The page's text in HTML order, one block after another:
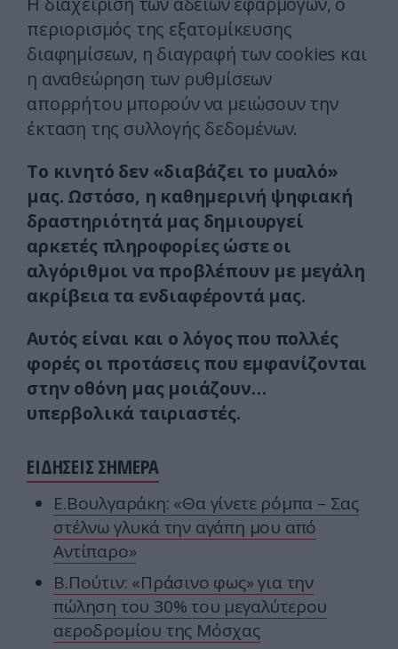
περιορισμός της εξατομίκευσης
διαφημίσεων, η διαγραφή των cookies και
η αναθεώρηση των ρυθμίσεων
απορρήτου μπορούν να μειώσουν την
έκταση της συλλογής δεδομένων.
Το κινητό δεν «διαβάζει το μυαλό»
μας. Ωστόσο, η καθημερινή ψηφιακή
δραστηριότητά μας δημιουργεί
αρκετές πληροφορίες ώστε οι
αλγόριθμοι να προβλέπουν με μεγάλη
ακρίβεια τα ενδιαφέροντά μας.
Αυτός είναι και ο λόγος που πολλές
φορές οι προτάσεις που εμφανίζονται
στην οθόνη μας μοιάζουν…
υπερβολικά ταιριαστές.
ΕΙΔΗΣΕΙΣ ΣΗΜΕΡΑ
Ε.Βουλγαράκη: «Θα γίνετε ρόμπα – Σας
στέλνω γλυκά την αγάπη μου από
Αντίπαρο»
Β.Πούτιν: «Πράσινο φως» για την
πώληση του 30% του μεγαλύτερου
αεροδρομίου της Μόσχας